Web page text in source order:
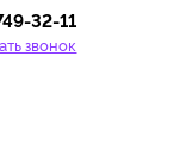
32-11
звонок